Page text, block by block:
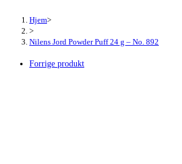
Hjem>
>
Nilens Jord Powder Puff 24 g – No. 892
Forrige produkt